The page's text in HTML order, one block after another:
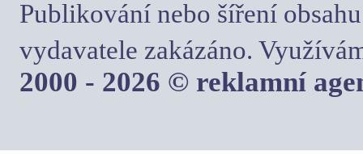
Publikování nebo šíření
vydavatele zakázáno.
2000 - 2026 © reklamní